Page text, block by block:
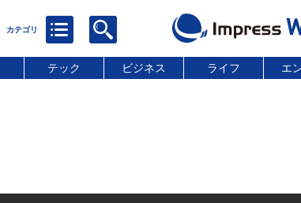
テック ビジネス ライフ エ